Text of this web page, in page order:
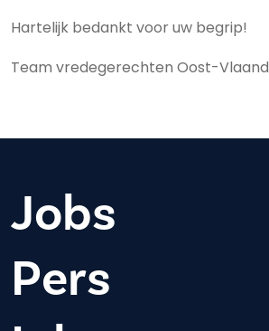
Hartelijk bedankt voor uw begrip!
Team vredegerechten Oost-
Jobs
Pers